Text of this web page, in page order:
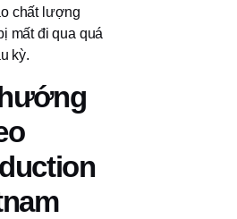
chất lượng
mất đi qua quá
kỳ.